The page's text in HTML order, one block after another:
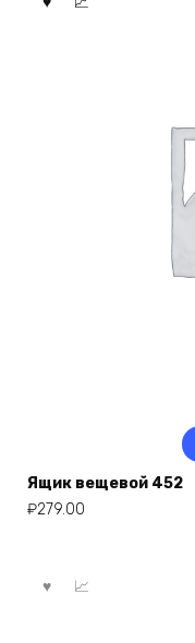
Ящик вещевой 452
₽279.00